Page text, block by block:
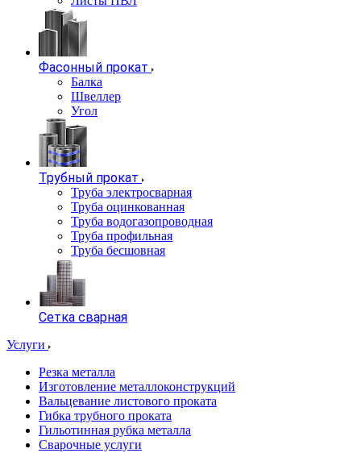
Фасонный прокат
Балка
Швеллер
Угол
Трубный прокат
Труба электросварная
Труба оцинкованная
Труба водогазопроводная
Труба профильная
Труба бесшовная
Сетка сварная
Услуги
Резка металла
Изготовление металлоконструкций
Вальцевание листового проката
Гибка трубного проката
Гильотинная рубка металла
Сварочные услуги